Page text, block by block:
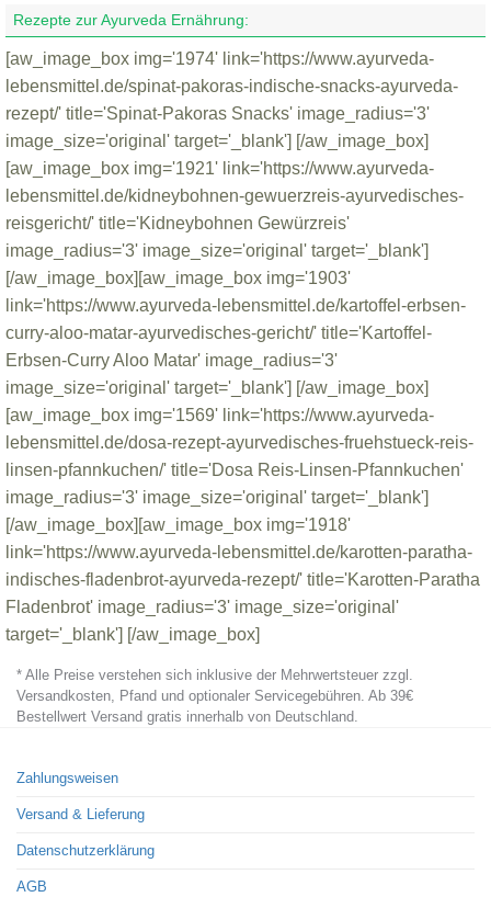
Rezepte zur Ayurveda Ernährung:
[aw_image_box img='1974' link='https://www.ayurveda-
lebensmittel.de/spinat-pakoras-indische-snacks-ayurveda-
rezept/' title='Spinat-Pakoras Snacks' image_radius='3'
image_size='original' target='_blank'] [/aw_image_box]
[aw_image_box img='1921' link='https://www.ayurveda-
lebensmittel.de/kidneybohnen-gewuerzreis-ayurvedisches-
reisgericht/' title='Kidneybohnen Gewürzreis'
image_radius='3' image_size='original' target='_blank']
[/aw_image_box][aw_image_box img='1903'
link='https://www.ayurveda-lebensmittel.de/kartoffel-erbsen-
curry-aloo-matar-ayurvedisches-gericht/' title='Kartoffel-
Erbsen-Curry Aloo Matar' image_radius='3'
image_size='original' target='_blank'] [/aw_image_box]
[aw_image_box img='1569' link='https://www.ayurveda-
lebensmittel.de/dosa-rezept-ayurvedisches-fruehstueck-reis-
linsen-pfannkuchen/' title='Dosa Reis-Linsen-Pfannkuchen'
image_radius='3' image_size='original' target='_blank']
[/aw_image_box][aw_image_box img='1918'
link='https://www.ayurveda-lebensmittel.de/karotten-paratha-
indisches-fladenbrot-ayurveda-rezept/' title='Karotten-Paratha
Fladenbrot' image_radius='3' image_size='original'
target='_blank'] [/aw_image_box]
* Alle Preise verstehen sich inklusive der Mehrwertsteuer zzgl.
Versandkosten, Pfand und optionaler Servicegebühren. Ab 39€
Bestellwert Versand gratis innerhalb von Deutschland.
Zahlungsweisen
Versand & Lieferung
Datenschutzerklärung
AGB